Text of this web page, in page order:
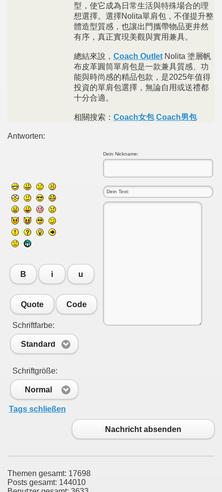
型，使它成為日常生活與特殊場合的理
想選擇。選擇Nolita單肩包，不僅提升整
體造型質感，也讓出門攜帶物品更井然
有序，真正實現美觀與實用兼具。
總結來說， Coach Outlet Nolita 塗層帆
布皮革圓筒單肩包是一款兼具質感、功
能與時尚感的精品包款，是2025年值得
投資的單肩包選擇，無論自用或送禮都
十分合適。
相關搜索： Coach女包 Coach男包
Antworten:
Dein Nickname:
B i u
Quote Code
Schriftfarbe:
Standard
Schriftgröße:
Normal
Tags schließen
Nachricht absenden
Themen gesamt: 17698
Posts gesamt: 144010